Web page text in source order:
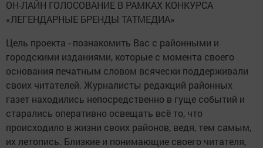
ОН-ЛАЙН ГОЛОСОВАНИЕ В РАМКАХ КОНКУРСА
«ЛЕГЕНДАРНЫЕ БРЕНДЫ ТАТМЕДИА»
Цель проекта - познакомить Вас с районными и
городскими изданиями, которые с момента своего
основания печатным словом всячески поддерживали
своих читателей. Журналисты редакций районных
газет находились непосредственно в гуще событий и
старались оперативно освещать всё то, что
происходило в жизни своих районов, ведя, тем самым,
их летопись. Близкие и понимающие своего читателя,